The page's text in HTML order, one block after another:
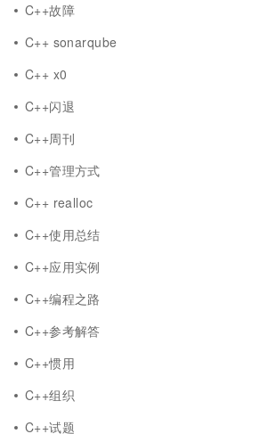
C++故障
C++ sonarqube
C++ x0
C++闪退
C++周刊
C++管理方式
C++ realloc
C++使用总结
C++应用实例
C++编程之路
C++参考解答
C++惯用
C++组织
C++试题